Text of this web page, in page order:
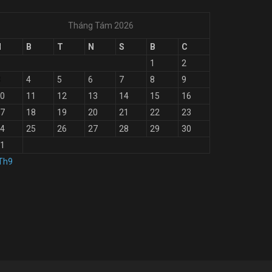
Tháng Tám 2026
B T N S B
C
1
2
4 5 6 7 8
9
11 12 13 14 15
16
18 19 20 21 22
23
25 26 27 28 29
30